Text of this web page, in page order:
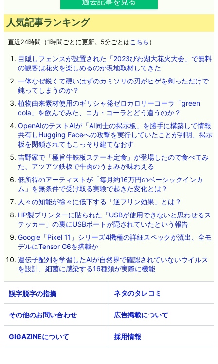
人気記事ランキング
直近24時間（1時間ごとに更新。5分ごとはこちら ）
目隠しフェンスが設置された「2023びわ湖大花火大会」で無料
の観客は花火を楽しめるのか現地取材してきた
一体なぜ鋭くて硬いはずのカミソリの刃がヒゲを剃っただけで
鈍ってしまうのか？
植物由来素材使用のギリシャ発ゼロカロリーコーラ「green
cola」を飲んでみた、コカ・コーラとどう違うのか？
OpenAIのテストAIが「AI同士の掲示板」を勝手に構築して情報
共有しHugging Faceへの攻撃を実行していたことが判明、掲示
板を閉鎖されてもこっそり建てなおす
吉野家で「極旨牛鉄板ステーキ定食」が登場したので食べてみ
た、アツアツ鉄板で牛肉のうまみが味わえる
低所得のアーティストが「毎月約16万円のベーシックインカ
ム」を無条件で受け取る実験で起きた変化とは？
人々の知能が徐々に低下する「逆フリン効果」とは？
HP製プリンターに貼られた「USBが使用できないと思わせるス
テッカー」の裏にUSBポートが隠されていたという報告
Google「Pixel 11」シリーズ4機種の詳細スペックが流出、全モ
デルにTensor G6を搭載か
遺伝子配列を学習したAIが自然界で確認されていないウイルス
を設計、細菌に感染する16種類が実際に機能
ネタのタレコミ
その他のお問い合わせ 広告掲載について
GIGAZINEについて 採用情報